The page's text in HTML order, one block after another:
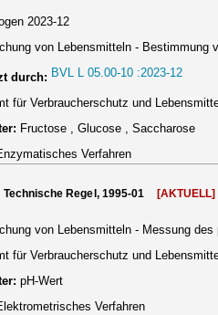
2023-12
von Lebensmitteln -
durch: BVL L 05.00-10 :2023-12
für Verbraucherschutz und
Fructose , Glucose , Saccharose
Verfahren
Technische Regel, 1995-01 [AKTUELL]
von Lebensmitteln - Messung
für Verbraucherschutz und
pH-Wert
Verfahren